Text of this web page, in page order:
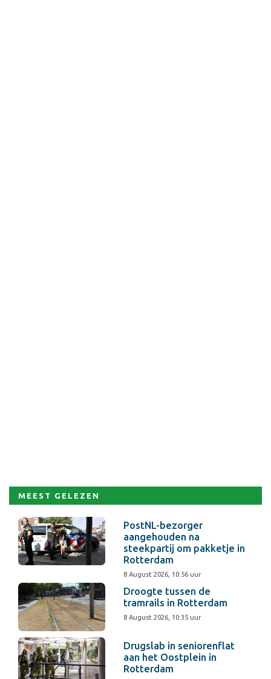
MEEST GELEZEN
PostNL-bezorger
aangehouden na
steekpartij om pakketje in
Rotterdam
8 August 2026, 10:56 uur
Droogte tussen de
tramrails in Rotterdam
8 August 2026, 10:35 uur
Drugslab in seniorenflat
aan het Oostplein in
Rotterdam